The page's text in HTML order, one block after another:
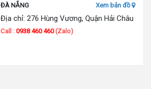
ĐÀ NẴNG Xem bản đồ
Địa chỉ: 276 Hùng Vương, Quận Hải Châu
Call :0938 460 460(Zalo)